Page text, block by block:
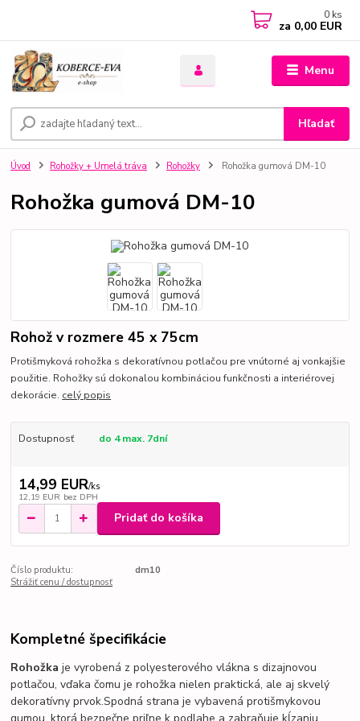
Menu
Hľadať
0 ks
za 0,00 EUR
Úvod Rohožky + Umelá tráva Rohožky Rohožka gumová DM-10
Rohožka gumová DM-10
Rohož v rozmere 45 x 75cm
Protišmyková rohožka s dekoratívnou potlačou pre vnútorné aj vonkajšie
použitie. Rohožky sú dokonalou kombináciou funkčnosti a interiérovej
dekorácie. celý popis
Dostupnosť do 4 max. 7dní
14,99 EUR/ks
12,19 EUR bez DPH
Pridať do košíka
Číslo produktu:
dm10
Strážiť cenu / dostupnosť
Kompletné špecifikácie
Rohožka je vyrobená z polyesterového vlákna s dizajnovou
potlačou, vďaka čomu je rohožka nielen praktická, ale aj skvelý
dekoratívny prvok.Spodná strana je vybavená protišmykovou